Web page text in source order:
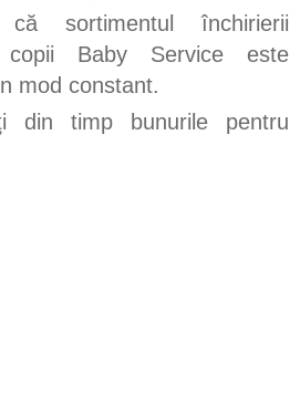
sortimentul închirierii
copii Baby Service este
mod constant.
din timp bunurile pentru